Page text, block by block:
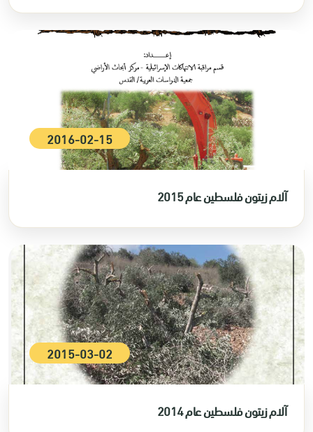
2016-02-15
آلام زيتون فلسطين عام 2015
2015-03-02
آلام زيتون فلسطين عام 2014